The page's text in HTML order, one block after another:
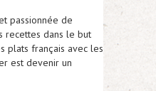
passionnée de
recettes dans le but
plats français avec les
est devenir un